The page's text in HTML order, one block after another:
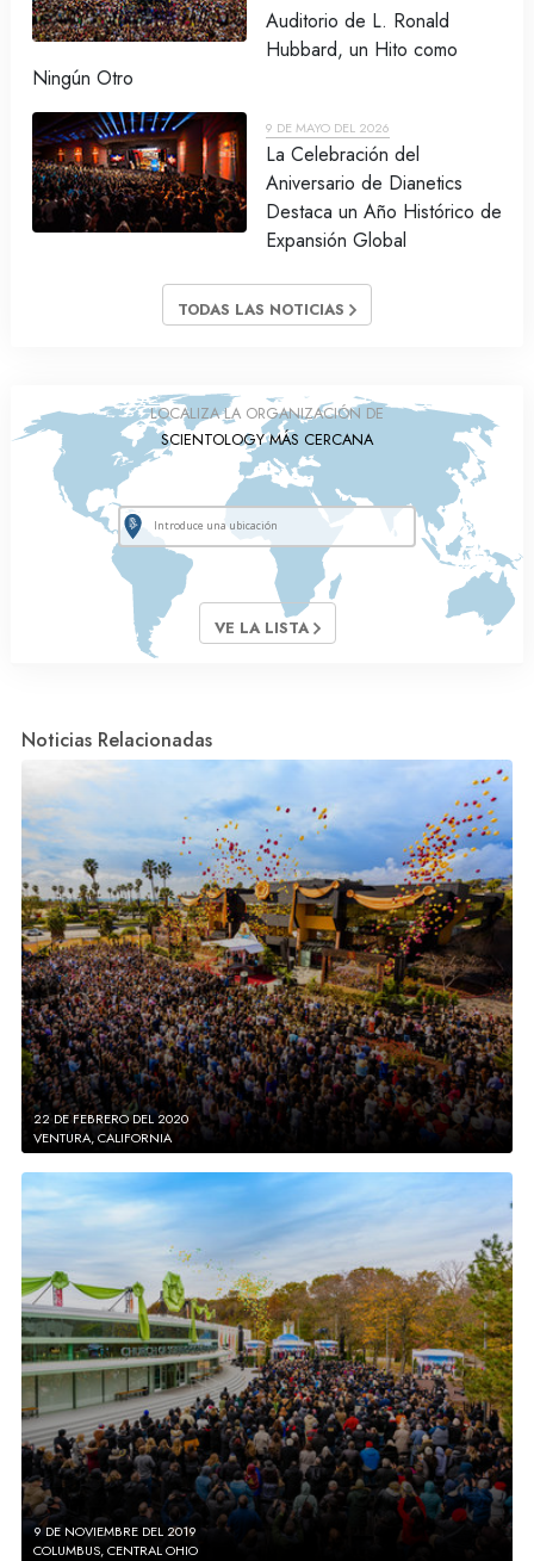
Auditorio de L. Ronald
Hubbard, un Hito como
Ningún Otro
9 DE MAYO DEL 2026
La Celebración del
Aniversario de Dianetics
Destaca un Año Histórico de
Expansión Global
TODAS LAS NOTICIAS
LOCALIZA LA ORGANIZACIÓN DE
SCIENTOLOGY MÁS CERCANA
VE LA LISTA
Noticias Relacionadas
22 DE FEBRERO DEL 2020
VENTURA, CALIFORNIA
9 DE NOVIEMBRE DEL 2019
COLUMBUS, CENTRAL OHIO